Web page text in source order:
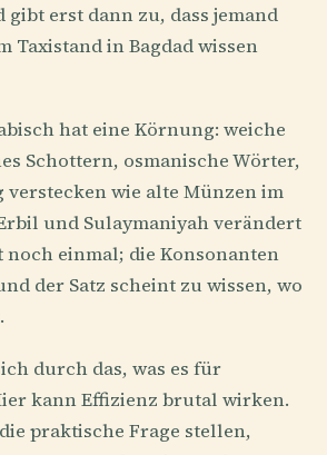
erst dann zu, dass jemand
Taxistand in Bagdad wissen
hat eine Körnung: weiche
Schottern, osmanische Wörter,
verstecken wie alte Münzen im
und Sulaymaniyah verändert
einmal; die Konsonanten
der Satz scheint zu wissen, wo
durch das, was es für
kann Effizienz brutal wirken.
praktische Frage stellen,